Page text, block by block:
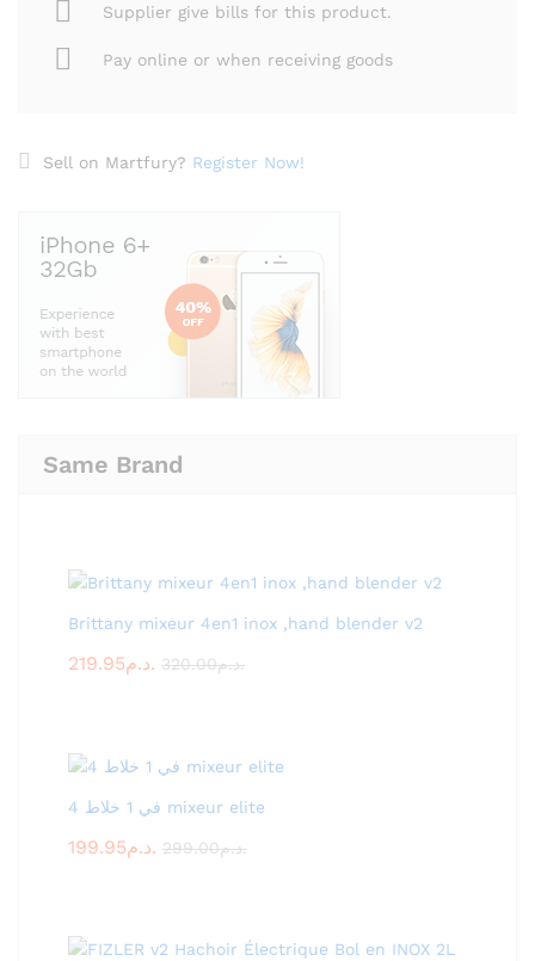
Supplier give bills for this product.
Pay online or when receiving goods
Sell on Martfury? Register Now!
Same Brand
Brittany mixeur 4en1 inox ,hand blender v2
219.95 د.م. 320.00 د.م.
4 في 1 خلاط mixeur elite
199.95 د.م. 299.00 د.م.